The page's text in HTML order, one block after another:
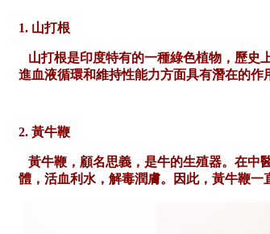
1. 山打根
山打根是印度特有的一種綠色植物，歷史
進血液循環和維持性能力方面具有潛在的作
2. 黃牛鞭
黃牛鞭，顧名思義，是牛的生殖器。在中
體，活血利水，解毒潤膚。因此，黃牛鞭一